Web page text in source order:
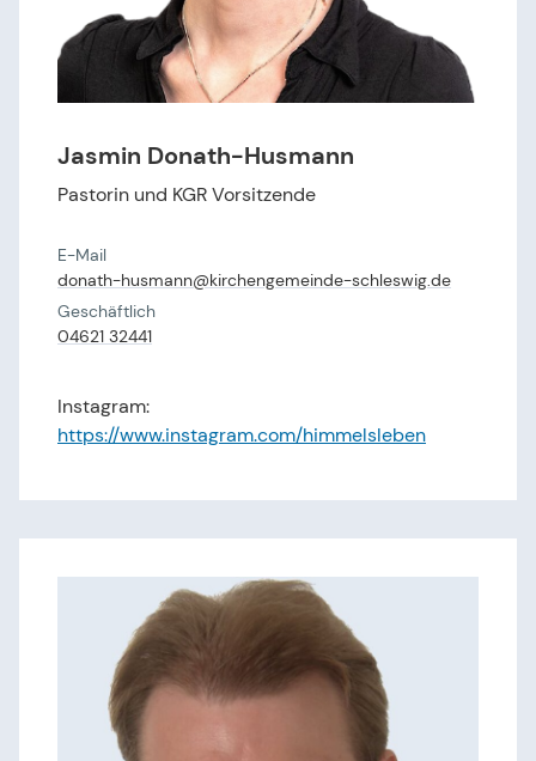
Jasmin Donath-Husmann
Pastorin und KGR Vorsitzende
E-Mail
donath-husmann@​kirchengemeinde-schleswig.​de
Geschäftlich
04621 32441
Instagram:
https://www.instagram.com/himmelsleben